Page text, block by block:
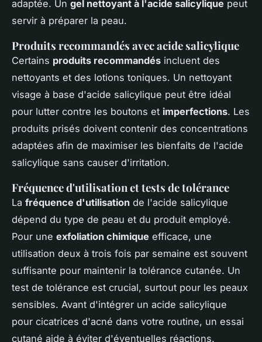
adaptée. Un gel nettoyant à l'acide salicylique peut
servir à préparer la peau.
Produits recommandés avec acide salicylique
Certains produits recommandés incluent des
nettoyants et des lotions toniques. Un nettoyant
visage à base d'acide salicylique peut être idéal
pour lutter contre les boutons et imperfections. Les
produits prisés doivent contenir des concentrations
adaptées afin de maximiser les bienfaits de l'acide
salicylique sans causer d'irritation.
Fréquence d'utilisation et tests de tolérance
La fréquence d'utilisation de l'acide salicylique
dépend du type de peau et du produit employé.
Pour une exfoliation chimique efficace, une
utilisation deux à trois fois par semaine est souvent
suffisante pour maintenir la tolérance cutanée. Un
test de tolérance est crucial, surtout pour les peaux
sensibles. Avant d'intégrer un acide salicylique
pour cicatrices d'acné dans votre routine, un essai
cutané aide à éviter d'éventuelles réactions.